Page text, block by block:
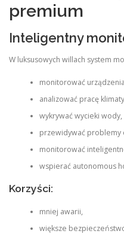
premium
Inteligentny
W luksusowych willach system
monitorować urządzenia
analizować pracę
wykrywać wycieki wody,
przewidywać problemy
monitorować
wspierać autonomous
Korzyści:
mniej awarii,
większe